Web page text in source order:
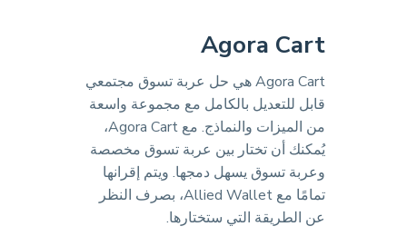
Agora Cart
Agora Cart هي حل عربة تسوق مجتمعي
قابل للتعديل بالكامل مع مجموعة واسعة
من الميزات والنماذج. مع Agora Cart،
يُمكنك أن تختار بين عربة تسوق مخصصة
وعربة تسوق يسهل دمجها. ويتم إقرانها
تمامًا مع Allied Wallet، بصرف النظر
عن الطريقة التي ستختارها.